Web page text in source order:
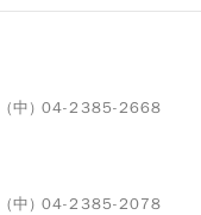
中) 04-2385-2668
中) 04-2385-2078